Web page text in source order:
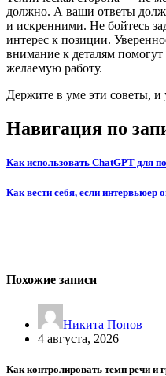
должно. А ваши ответы
и искренними. Не бойтесь
интерес к позиции.
внимание к деталям
желаемую работу.
Держите в уме эти советы, и
Навигация по
Как использовать ChatGPT для
Как вести себя, если интервьюер
Похожие записи
Никита Попов
4 августа, 2026
Как контролировать темп речи и